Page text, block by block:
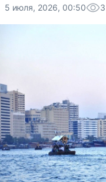
5 июля, 2026, 00:50 3